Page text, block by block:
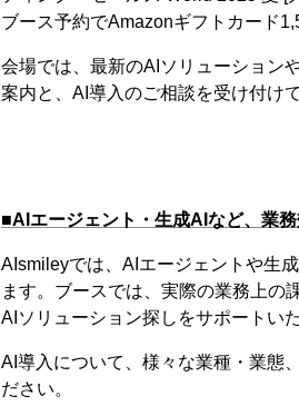
ブース予約でAmazonギフトカード
会場では、最新のAIソリューション
案内と、AI導入のご相談を受け付け
■AIエージェント・生成AIなど、業
AIsmileyでは、AIエージェントや生
ます。ブースでは、実際の業務上の
AIソリューション探しをサポートい
AI導入について、様々な業種・業態
ださい。